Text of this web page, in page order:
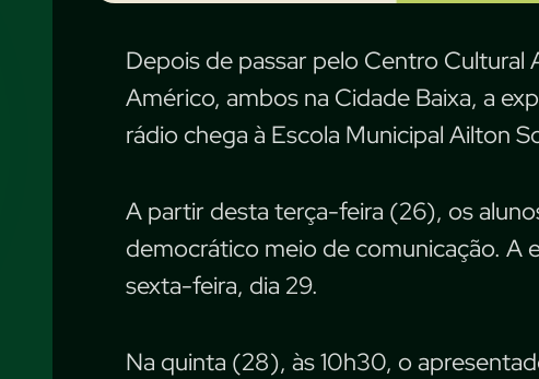
Depois de passar pelo Centro Cultural
Américo, ambos na Cidade Baixa, a
rádio chega à Escola Municipal Ailton
A partir desta terça-feira (26), os
democrático meio de comunicação. A
sexta-feira, dia 29.
Na quinta (28), às 10h30, o